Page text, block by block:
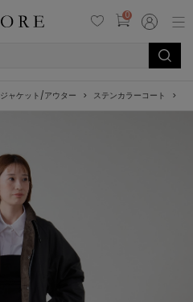
0
ジャケット/アウター ステンカラーコート